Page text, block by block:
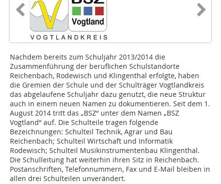
Nachdem bereits zum Schuljahr 2013/2014 die
Zusammenführung der beruflichen Schulstandorte
Reichenbach, Rodewisch und Klingenthal erfolgte, haben
die Gremien der Schule und der Schulträger Vogtlandkreis
das abgelaufene Schuljahr dazu genutzt, die neue Struktur
auch in einem neuen Namen zu dokumentieren. Seit dem 1.
August 2014 tritt das „BSZ“ unter dem Namen „BSZ
Vogtland“ auf. Die Schulteile tragen folgende
Bezeichnungen: Schulteil Technik, Agrar und Bau
Reichenbach; Schulteil Wirtschaft und Informatik
Rodewisch; Schulteil Musikinstrumentenbau Klingenthal.
Die Schulleitung hat weiterhin ihren Sitz in Reichenbach.
Postanschriften, Telefonnummern, Fax und E-Mail bleiben in
allen drei Schulteilen unverändert.